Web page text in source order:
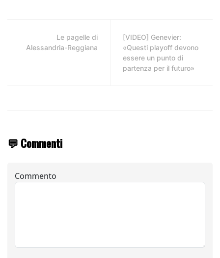
Le pagelle di
Alessandria-Reggiana
[VIDEO] Genevier:
«Questi playoff devono
essere un punto di
partenza per il futuro»
💬 Commenti